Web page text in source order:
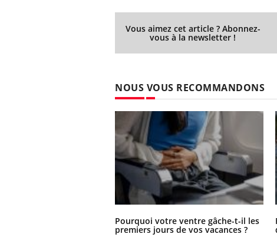
Vous aimez cet article ? Abonnez-
vous à la newsletter !
NOUS VOUS RECOMMANDONS
Pourquoi votre ventre gâche-t-il les
premiers jours de vos vacances ?